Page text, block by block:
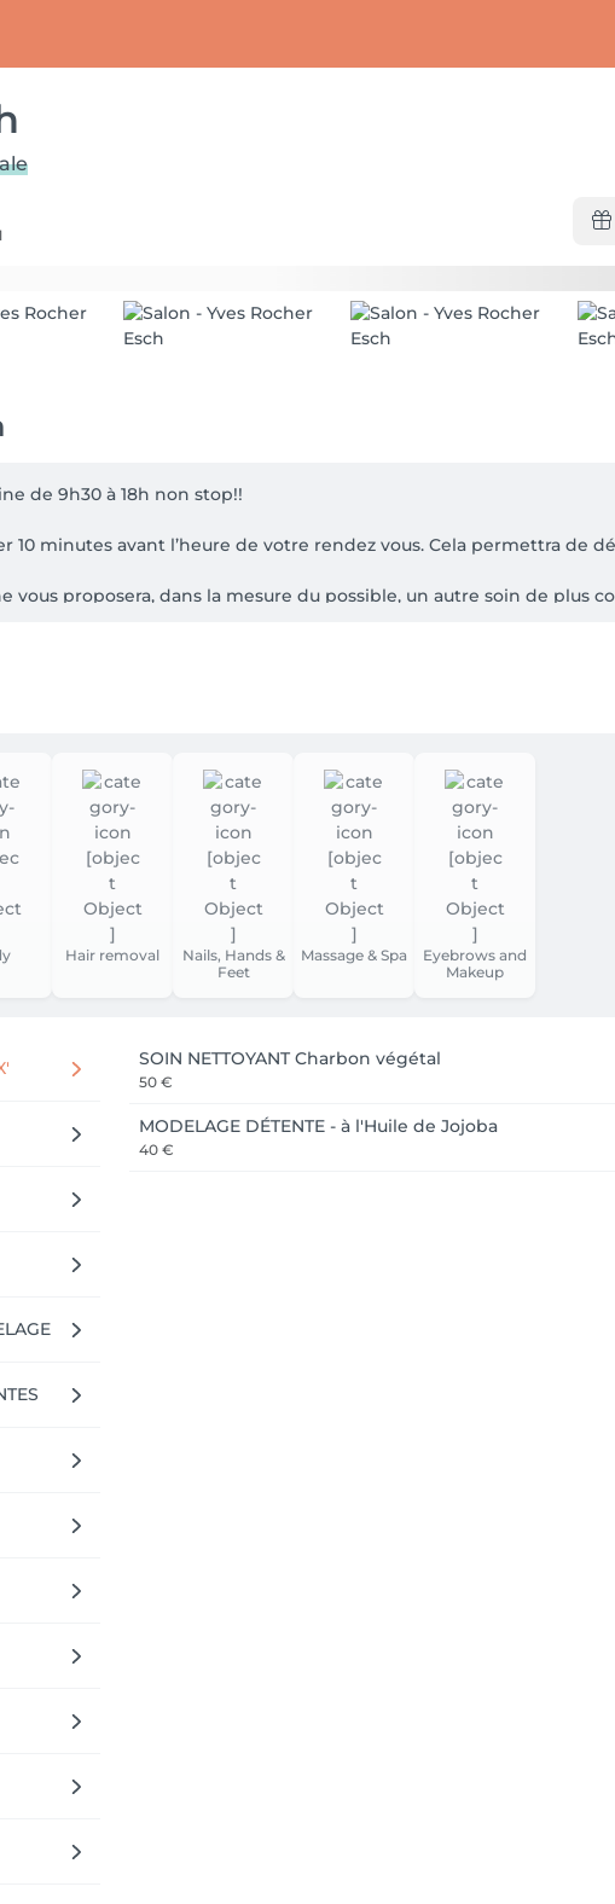
de 9h30 à 18h non stop!!
10 minutes avant l’heure de votre rendez vous. Cela permettra de
vous proposera, dans la mesure du possible, un autre soin de plus
Hair removal
Nails, Hands &
Feet
Massage & Spa
Eyebrows and
Makeup
SOIN NETTOYANT Charbon végétal
50 €
MODELAGE DÉTENTE - à l'Huile de Jojoba
40 €